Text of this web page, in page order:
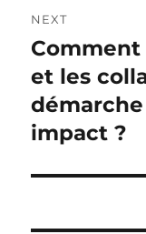
NEXT
Next
post:
Comment
et les
impact ?